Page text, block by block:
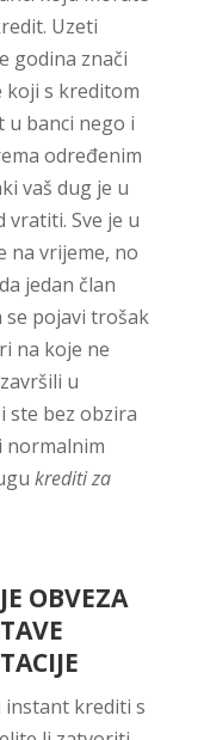
Uzeti
godina znači
koji s kreditom
u banci nego i
određenim
vaš dug je u
Sve je u
na vrijeme, no
jedan član
se pojavi trošak
na koje ne
u
ste bez obzira
normalnim
krediti za
OBVEZA
instant krediti s